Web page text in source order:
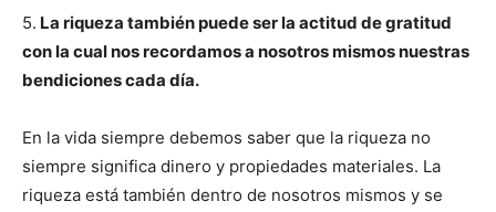
5. La riqueza también puede ser la actitud de gratitud
con la cual nos recordamos a nosotros mismos nuestras
bendiciones cada día.
En la vida siempre debemos saber que la riqueza no
siempre significa dinero y propiedades materiales. La
riqueza está también dentro de nosotros mismos y se